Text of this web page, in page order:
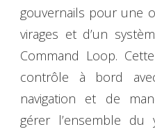
gouvernails pour une
virages et d’un
Command Loop.
contrôle à bord
navigation et de
gérer l’ensemble